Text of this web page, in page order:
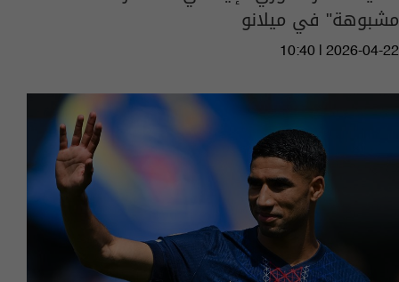
مشبوهة" في ميلانو
10:40 | 2026-04-22